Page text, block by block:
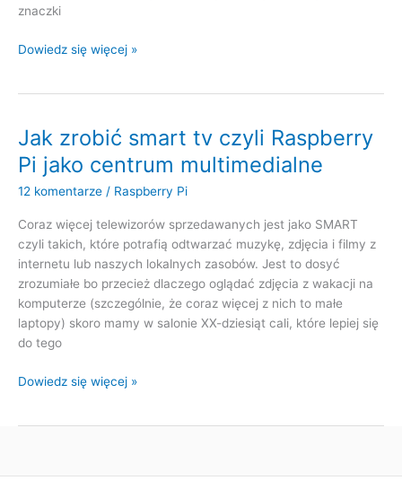
znaczki
Raspbmc
Dowiedz się więcej »
Jak zrobić smart tv czyli Raspberry
Pi jako centrum multimedialne
12 komentarze / Raspberry Pi
Coraz więcej telewizorów sprzedawanych jest jako SMART
czyli takich, które potrafią odtwarzać muzykę, zdjęcia i filmy z
internetu lub naszych lokalnych zasobów. Jest to dosyć
zrozumiałe bo przecież dlaczego oglądać zdjęcia z wakacji na
komputerze (szczególnie, że coraz więcej z nich to małe
laptopy) skoro mamy w salonie XX-dziesiąt cali, które lepiej się
do tego
Jak
Raspberry
Dowiedz się więcej »